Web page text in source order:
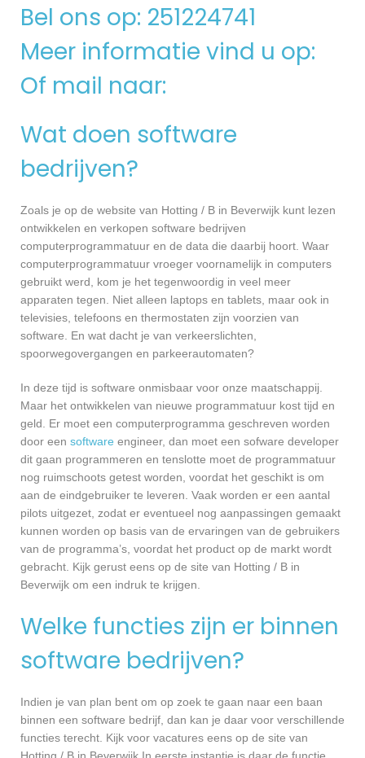
Bel ons op: 251224741
Meer informatie vind u op:
Of mail naar:
Wat doen software
bedrijven?
Zoals je op de website van Hotting / B in Beverwijk kunt lezen
ontwikkelen en verkopen software bedrijven
computerprogrammatuur en de data die daarbij hoort. Waar
computerprogrammatuur vroeger voornamelijk in computers
gebruikt werd, kom je het tegenwoordig in veel meer
apparaten tegen. Niet alleen laptops en tablets, maar ook in
televisies, telefoons en thermostaten zijn voorzien van
software. En wat dacht je van verkeerslichten,
spoorwegovergangen en parkeerautomaten?
In deze tijd is software onmisbaar voor onze maatschappij.
Maar het ontwikkelen van nieuwe programmatuur kost tijd en
geld. Er moet een computerprogramma geschreven worden
door een software engineer, dan moet een sofware developer
dit gaan programmeren en tenslotte moet de programmatuur
nog ruimschoots getest worden, voordat het geschikt is om
aan de eindgebruiker te leveren. Vaak worden er een aantal
pilots uitgezet, zodat er eventueel nog aanpassingen gemaakt
kunnen worden op basis van de ervaringen van de gebruikers
van de programma’s, voordat het product op de markt wordt
gebracht. Kijk gerust eens op de site van Hotting / B in
Beverwijk om een indruk te krijgen.
Welke functies zijn er binnen
software bedrijven?
Indien je van plan bent om op zoek te gaan naar een baan
binnen een software bedrijf, dan kan je daar voor verschillende
functies terecht. Kijk voor vacatures eens op de site van